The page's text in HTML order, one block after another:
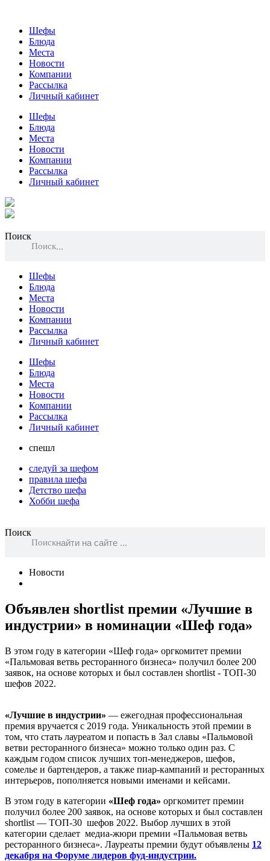
Шефы
Блюда
Места
Новости
Компании
Рассылка
Личный кабинет
Шефы
Блюда
Места
Новости
Компании
Рассылка
Личный кабинет
Поиск
Поиск
Шефы
Блюда
Места
Новости
Компании
Рассылка
Личный кабинет
Шефы
Блюда
Места
Новости
Компании
Рассылка
Личный кабинет
спешл
следуй за шефом
правила шефа
Детство шефа
Хобби шефа
Поиск
Поиск
Новости
Объявлен shortlist премии «Лучшие в
индустрии» в номинации «Шеф года»
В этом году в категории «Шеф года» оргкомитет премии
«Пальмовая ветвь ресторанного бизнеса» получил более 200
заявок, на основе которых и был составлен shortlist - ТОП-30
шефов 2022.
«Лучшие в индустрии» — ежегодная профессиональная
премия вручается с 2019 года. Уникальность этой премии в
том, что стать лауреатом и попасть в Зал славы «Пальмовой
ветви ресторанного бизнеса» можно только один раз. С
каждым годом список лучших топ-менеджеров, шефов,
сомелье и бартендеров, а также пиар-кампаний и ресторанных
интерьеров, пополняется новыми именами и кейсами.
В этом году в категории «Шеф года» оргкомитет премии
получил более 200 заявок, на основе которых и был составлен
shortlist — ТОП-30 шефов 2022. Выбор лучших в этой
категории сделает медиа-жюри премии «Пальмовая ветвь
ресторанного бизнеса». Лауреаты премии будут объявлены 12
декабря на Форуме лидеров фуд-индустрии.